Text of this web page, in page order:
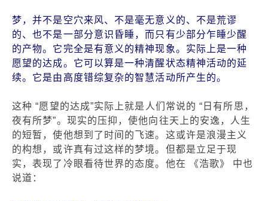
梦，并不是空穴来风、不是毫无意义的、不是荒谬
的、也不是一部分意识昏睡，而只有少部分乍睡少醒
的产物。它完全是有意义的精神现象。实际上是一种
愿望的达成。它可以算是一种清醒状态精神活动的延
续。它是由高度错综复杂的智慧活动所产生的。
这种 “愿望的达成”实际上就是人们常说的 “日有所思，
夜有所梦”。现实的压抑，使他向往天上的安逸，人生
的短暂，使他想到了时间的飞速。这或许是浪漫主义
的构想，或许真有过这样的梦境。但都是立足于现
实，表现了冷眼看待世界的态度。他在 《浩歌》 中也
说道：